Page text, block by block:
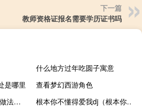
下一篇
教师资格证报名需要学历证书吗
什么地方过年吃圆子寓意
是哪里
查看梦幻西游角色
阳澄湖大闸蟹的吃法及做法（阳澄湖大闸蟹的吃法）
根本你不懂得爱我dj（根本你不懂得爱我）